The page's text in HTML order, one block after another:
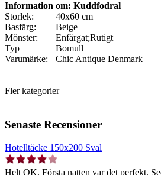
Information om: Kuddfodral
Storlek:
40x60 cm
Basfärg:
Beige
Mönster:
Enfärgat;Rutigt
Typ
Bomull
Varumärke:
Chic Antique Denmark
Fler kategorier
Senaste Recensioner
Hotelltäcke 150x200 Sval
Helt OK. Första natten var det perfekt.